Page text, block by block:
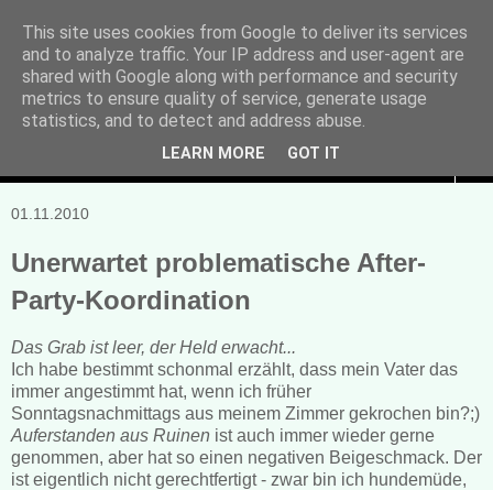
Manuela Sonntag
Bücher, Blogs & mehr
01.11.2010
Unerwartet problematische After-
Party-Koordination
Das Grab ist leer, der Held erwacht...
Ich habe bestimmt schonmal erzählt, dass mein Vater das
immer angestimmt hat, wenn ich früher
Sonntagsnachmittags aus meinem Zimmer gekrochen bin?;)
Auferstanden aus Ruinen ist auch immer wieder gerne
genommen, aber hat so einen negativen Beigeschmack. Der
ist eigentlich nicht gerechtfertigt - zwar bin ich hundemüde,
This site uses cookies from Google to deliver its services
and to analyze traffic. Your IP address and user-agent are
shared with Google along with performance and security
metrics to ensure quality of service, generate usage
statistics, and to detect and address abuse.
LEARN MORE GOT IT